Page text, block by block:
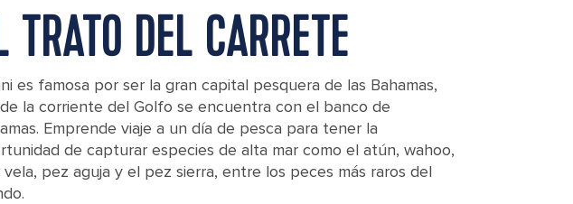
TRATO DEL CARRETE
es famosa por ser la gran capital pesquera de las Bahamas,
la corriente del Golfo se encuentra con el banco de
Emprende viaje a un día de pesca para tener la
de capturar especies de alta mar como el atún, wahoo,
pez aguja y el pez sierra, entre los peces más raros del